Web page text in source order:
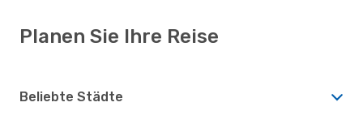
Planen Sie Ihre Reise
Beliebte Städte